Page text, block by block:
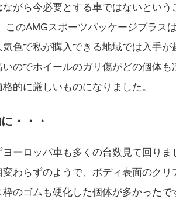
がら今必要とする車ではないとい
このAMGスポーツパッケージプラス
色で私が購入できる地域では入手
のでホイールのガリ傷がどの個体
的に厳しいものになりました。
・・・
ーロッパ車も多くの台数見て回りま
わらずのようで、ボディ表面のクリ
のゴムも硬化した個体が多かったで